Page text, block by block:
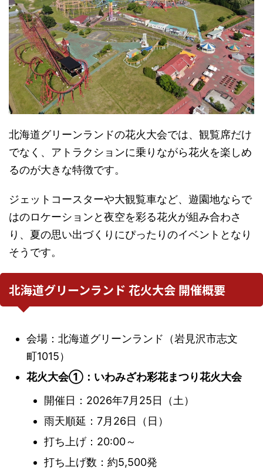
北海道グリーンランドの花火大会では、観覧席だけ
でなく、アトラクションに乗りながら花火を楽しめ
るのが大きな特徴です。
ジェットコースターや大観覧車など、遊園地ならで
はのロケーションと夜空を彩る花火が組み合わさ
り、夏の思い出づくりにぴったりのイベントとなり
そうです。
北海道グリーンランド 花火大会 開催概要
会場：北海道グリーンランド（岩見沢市志文
町1015）
花火大会①：いわみざわ彩花まつり花火大会
開催日：2026年7月25日（土）
雨天順延：7月26日（日）
打ち上げ：20:00～
打ち上げ数：約5,500発